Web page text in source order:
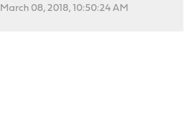
08, 2018, 10:50:24 AM